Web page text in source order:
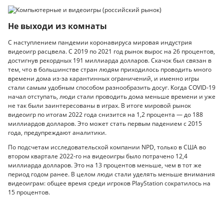
Не выходи из комнаты
С наступлением пандемии коронавируса мировая индустрия
видеоигр расцвела. С 2019 по 2021 год рынок вырос на 26 процентов,
достигнув рекордных 191 миллиарда долларов. Скачок был связан в
тем, что в большинстве стран людям приходилось проводить много
времени дома из-за карантинных ограничений, и именно игры
стали самым удобным способом разнообразить досуг. Когда COVID-19
начал отступать, люди стали проводить дома меньше времени и уже
не так были заинтересованы в играх. В итоге мировой рынок
видеоигр по итогам 2022 года снизится на 1,2 процента — до 188
миллиардов долларов. Это может стать первым падением с 2015
года, предупреждают аналитики.
По подсчетам исследовательской компании NPD, только в США во
втором квартале 2022-го на видеоигры было потрачено 12,4
миллиарда долларов. Это на 13 процентов меньше, чем в тот же
период годом ранее. В целом люди стали уделять меньше внимания
видеоиграм: общее время среди игроков PlayStation сократилось на
15 процентов.